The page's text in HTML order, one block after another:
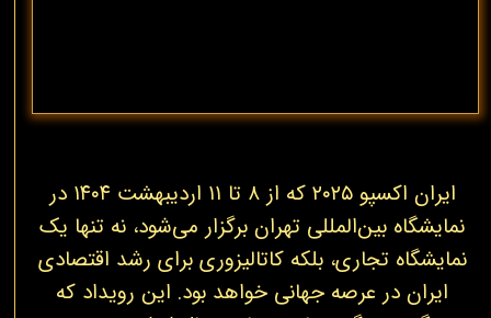
ایران اکسپو ۲۰۲۵ که از ۸ تا ۱۱ اردیبهشت ۱۴۰۴ در
نمایشگاه بین‌المللی تهران برگزار می‌شود، نه تنها یک
نمایشگاه تجاری، بلکه کاتالیزوری برای رشد اقتصادی
ایران در عرصه جهانی خواهد بود. این رویداد که